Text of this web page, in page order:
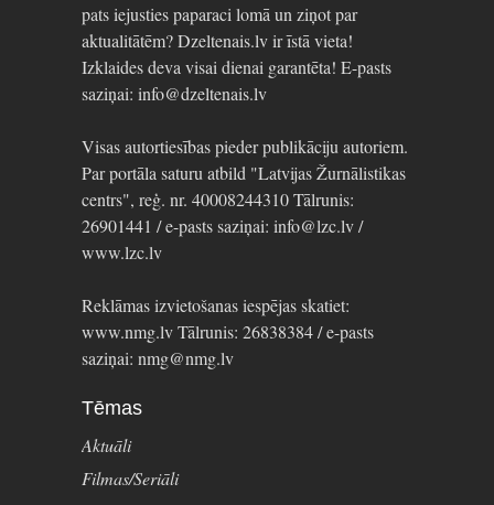
pats iejusties paparaci lomā un ziņot par
aktualitātēm? Dzeltenais.lv ir īstā vieta!
Izklaides deva visai dienai garantēta! E-pasts
saziņai: info@dzeltenais.lv
Visas autortiesības pieder publikāciju autoriem.
Par portāla saturu atbild "Latvijas Žurnālistikas
centrs", reģ. nr. 40008244310 Tālrunis:
26901441 / e-pasts saziņai: info@lzc.lv /
www.lzc.lv
Reklāmas izvietošanas iespējas skatiet:
www.nmg.lv Tālrunis: 26838384 / e-pasts
saziņai: nmg@nmg.lv
Tēmas
Aktuāli
Filmas/Seriāli